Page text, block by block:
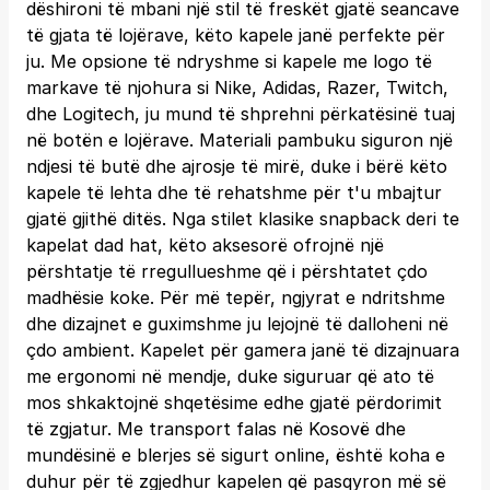
dëshironi të mbani një stil të freskët gjatë seancave
të gjata të lojërave, këto kapele janë perfekte për
ju. Me opsione të ndryshme si kapele me logo të
markave të njohura si Nike, Adidas, Razer, Twitch,
dhe Logitech, ju mund të shprehni përkatësinë tuaj
në botën e lojërave. Materiali pambuku siguron një
ndjesi të butë dhe ajrosje të mirë, duke i bërë këto
kapele të lehta dhe të rehatshme për t'u mbajtur
gjatë gjithë ditës. Nga stilet klasike snapback deri te
kapelat dad hat, këto aksesorë ofrojnë një
përshtatje të rregullueshme që i përshtatet çdo
madhësie koke. Për më tepër, ngjyrat e ndritshme
dhe dizajnet e guximshme ju lejojnë të dalloheni në
çdo ambient. Kapelet për gamera janë të dizajnuara
me ergonomi në mendje, duke siguruar që ato të
mos shkaktojnë shqetësime edhe gjatë përdorimit
të zgjatur. Me transport falas në Kosovë dhe
mundësinë e blerjes së sigurt online, është koha e
duhur për të zgjedhur kapelen që pasqyron më së